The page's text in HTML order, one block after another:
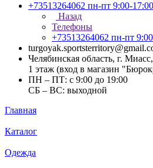
+73513264062 пн-пт 9:00-17:00
Назад
Телефоны
+73513264062 пн-пт
Челябинская область, г.
1 этаж (вход в магазин
ПН – ПТ: с 9:00 до 19:00
СБ – ВС: выходной
Главная
Каталог
Одежда